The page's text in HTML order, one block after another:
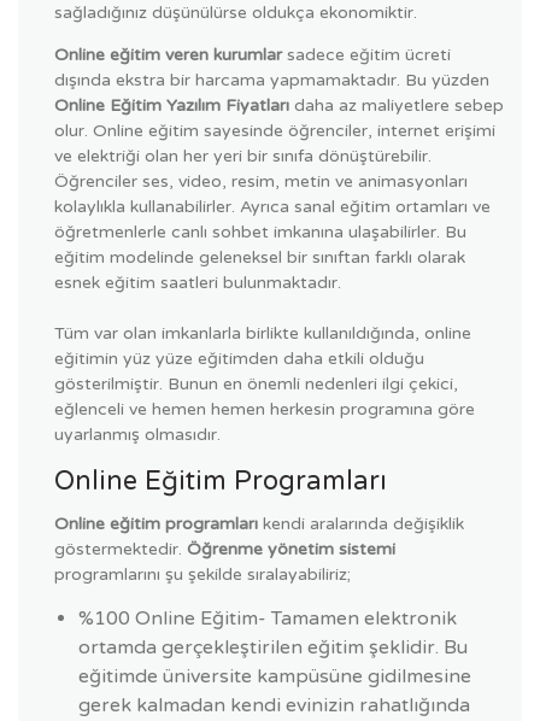
sağladığınız düşünülürse oldukça ekonomiktir.
Online eğitim veren kurumlarsadece eğitim ücreti
dışında ekstra bir harcama yapmamaktadır. Bu yüzden
Online Eğitim Yazılım Fiyatları daha az maliyetlere sebep
olur. Online eğitim sayesinde öğrenciler, internet erişimi
ve elektriği olan her yeri bir sınıfa dönüştürebilir.
Öğrenciler ses, video, resim, metin ve animasyonları
kolaylıkla kullanabilirler. Ayrıca sanal eğitim ortamları ve
öğretmenlerle canlı sohbet imkanına ulaşabilirler. Bu
eğitim modelinde geleneksel bir sınıftan farklı olarak
esnek eğitim saatleri bulunmaktadır.
Tüm var olan imkanlarla birlikte kullanıldığında, online
eğitimin yüz yüze eğitimden daha etkili olduğu
gösterilmiştir. Bunun en önemli nedenleri ilgi çekici,
eğlenceli ve hemen hemen herkesin programına göre
uyarlanmış olmasıdır.
Online Eğitim Programları
Online eğitim programları kendi aralarında değişiklik
göstermektedir. Öğrenme yönetim sistemi
programlarını şu şekilde sıralayabiliriz;
%100 Online Eğitim- Tamamen elektronik
ortamda gerçekleştirilen eğitim şeklidir. Bu
eğitimde üniversite kampüsüne gidilmesine
gerek kalmadan kendi evinizin rahatlığında